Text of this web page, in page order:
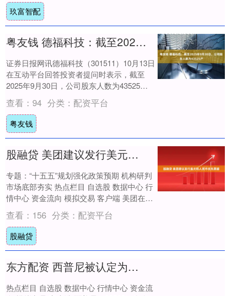
玖富智配
粤友钱 德福科技：截至2025年9月30日，公司股东人数为43525户
证券日报网讯德福科技（301511）10月13日
在互动平台回答投资者提问时表示，截至
2025年9月30日，公司股东人数为43525
户。....
查看： 94 分类： 配资平台
粤友钱
股融贷 美团建议发行美元和人民币优先票据
专题：“十五五”规划强化政策预期 机构研判
市场底部夯实 热点栏目 自选股 数据中心 行
情中心 资金流向 模拟交易 客户端 美团在香
港交易所公告称，建议票据发行的....
查看： 156 分类： 配资平台
股融贷
东方配资 西普尼被认定为第七批国家级专精特新“小巨人”企业
热点栏目 自选股 数据中心 行情中心 资金流